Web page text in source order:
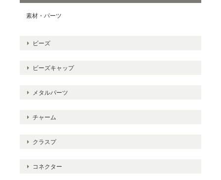
素材・パーツ
ビーズ
ビーズキャップ
メタルパーツ
チャーム
クラスプ
コネクター